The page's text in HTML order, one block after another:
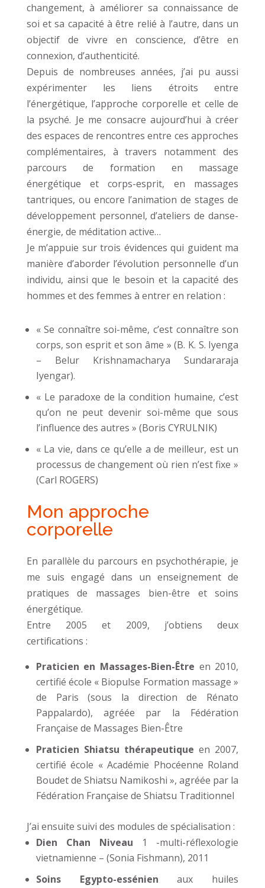
changement, à améliorer sa connaissance de
soi et sa capacité à être relié à l’autre, dans un
objectif de vivre en conscience, d’être en
connexion, d’authenticité.
Depuis de nombreuses années, j’ai pu aussi
expérimenter les liens étroits entre
l’énergétique, l’approche corporelle et celle de
la psyché. Je me consacre aujourd’hui à créer
des espaces de rencontres entre ces approches
complémentaires, à travers notamment des
parcours de formation en massage
énergétique et corps-esprit, en massages
tantriques, ou encore l’animation de stages de
développement personnel, d’ateliers de danse-
énergie, de méditation active…
Je m’appuie sur trois évidences qui guident ma
manière d’aborder l’évolution personnelle d’un
individu, ainsi que le besoin et la capacité des
hommes et des femmes à entrer en relation :
« Se connaître soi-même, c’est connaître son
corps, son esprit et son âme » (B. K. S. Iyenga
– Belur Krishnamacharya Sundararaja
Iyengar).
« Le paradoxe de la condition humaine, c’est
qu’on ne peut devenir soi-même que sous
l’influence des autres » (Boris CYRULNIK)
« La vie, dans ce qu’elle a de meilleur, est un
processus de changement où rien n’est fixe »
(Carl ROGERS)
Mon approche
corporelle
En parallèle du parcours en psychothérapie, je
me suis engagé dans un enseignement de
pratiques de massages bien-être et soins
énergétique.
Entre 2005 et 2009, j’obtiens deux
certifications :
Praticien en Massages-Bien-Être en 2010,
certifié école « Biopulse Formation massage »
de Paris (sous la direction de Rénato
Pappalardo), agréée par la Fédération
Française de Massages Bien-Être
Praticien Shiatsu thérapeutique en 2007,
certifié école « Académie Phocéenne Roland
Boudet de Shiatsu Namikoshi », agréée par la
Fédération Française de Shiatsu Traditionnel
J’ai ensuite suivi des modules de spécialisation :
Dien Chan Niveau 1 -multi-réflexologie
vietnamienne – (Sonia Fishmann), 2011
Soins Egypto-essénien aux huiles